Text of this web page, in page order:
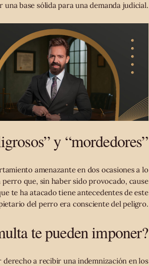
base sólida para una demanda judicial.
y “mordedores”
amenazante en dos ocasiones a lo
que, sin haber sido provocado, cause
te ha atacado tiene antecedentes de este
del perro era consciente del peligro.
te pueden imponer?
derecho a recibir una indemnización en los